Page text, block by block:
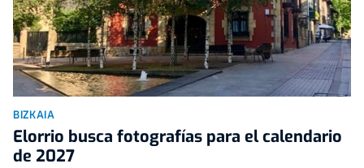
BIZKAIA
Elorrio busca fotografías para el calendario
de 2027